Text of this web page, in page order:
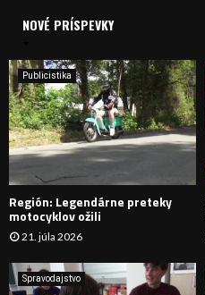
i
e
:
NOVÉ PRÍSPEVKY
Publicistika
Región: Legendárne preteky
motocyklov ožili
21. júla 2026
Spravodajstvo